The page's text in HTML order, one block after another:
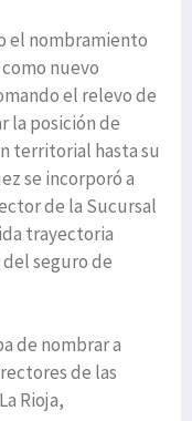
el nombramiento
nuevo
el relevo de
la posición de
territorial hasta su
se incorporó a
de la Sucursal
trayectoria
seguro de
de nombrar a
de las
Rioja,